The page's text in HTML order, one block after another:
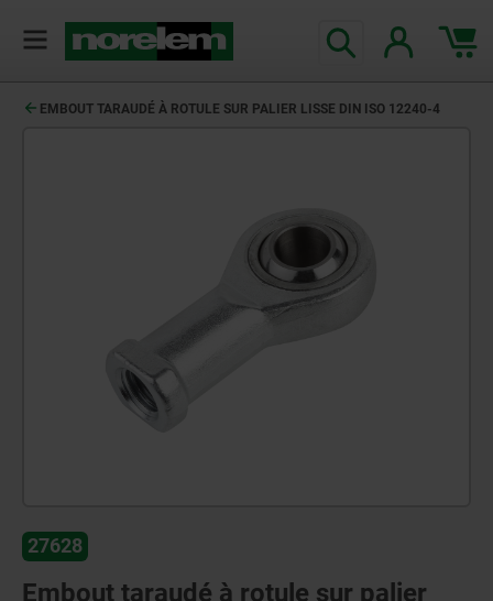
EMBOUT TARAUDÉ À ROTULE SUR PALIER LISSE DIN ISO 12240-4
27628
Embout taraudé à rotule sur palier